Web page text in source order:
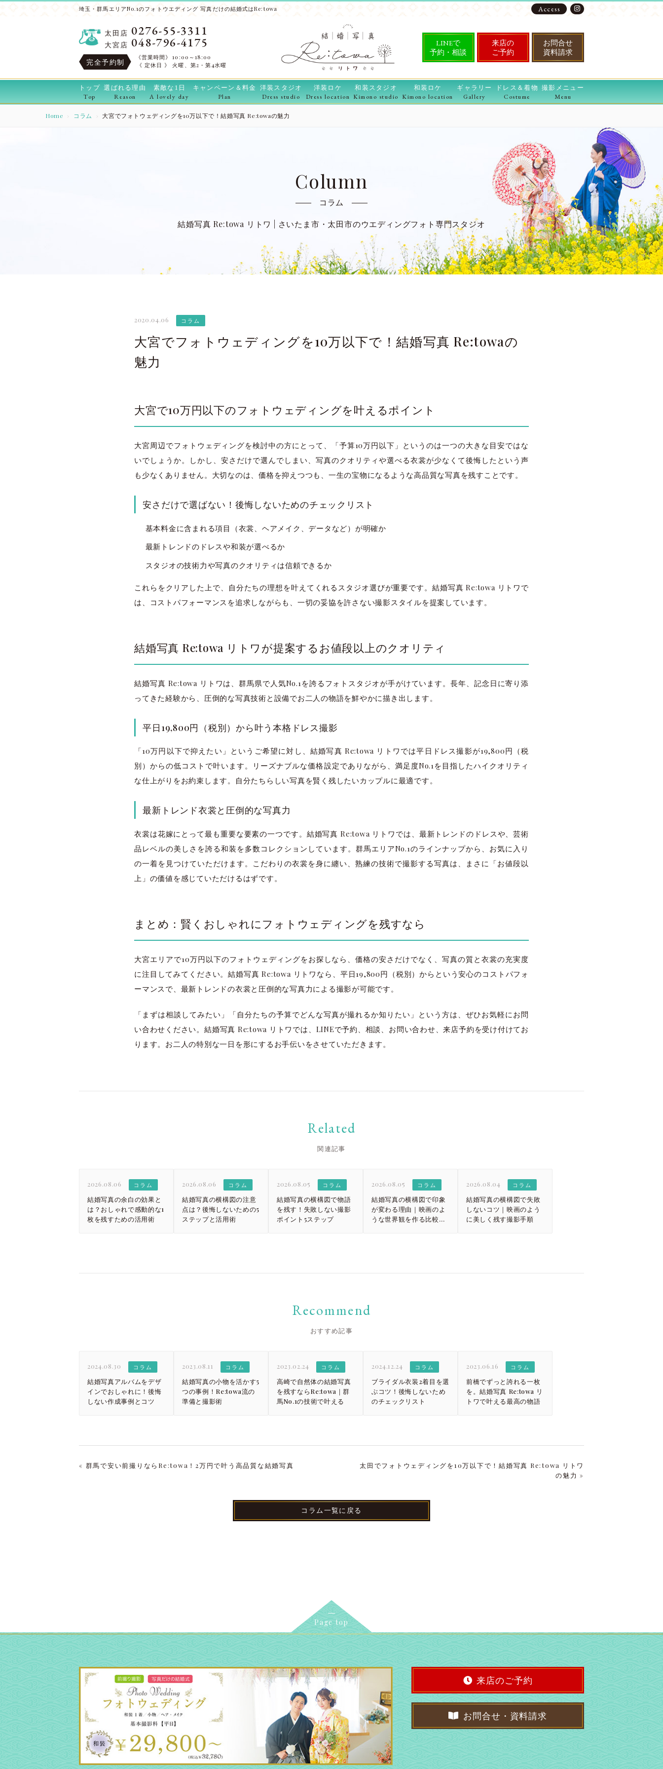
埼玉・群馬エリアNo.1のフォトウエディング 写真だけの結婚式はRe:towa Access
太田店 0276-55-3311
大宮店 048-796-4175
完全予約制
《営業時間》
10:00～18:00
《 定休日 》
火曜、第2・第4水曜
LINEで
予約・相談
来店の
ご予約
お問合せ
資料請求
トップ
Top
選ばれる理由
Reason
素敵な1日
A lovely day
キャンペーン＆料金
Plan
洋装スタジオ
Dress studio
洋装ロケ
Dress location
和装スタジオ
Kimono studio
和装ロケ
Kimono location
ギャラリー
Gallery
ドレス＆着物
Costume
撮影メニュー
Menu
太田店
太田店
Home コラム 大宮でフォトウェディングを10万以下で！結婚写真 Re:towaの魅力
Column
コラム
結婚写真 Re:towa リトワ さいたま市・太田市のウエディングフォト専門スタジオ
2020.04.06 コラム
大宮でフォトウェディングを10万以下で！結婚写真 Re:towaの
魅力
大宮で10万円以下のフォトウェディングを叶えるポイント
大宮周辺でフォトウェディングを検討中の方にとって、「予算10万円以下」というのは一つの大きな目安ではな
いでしょうか。しかし、安さだけで選んでしまい、写真のクオリティや選べる衣裳が少なくて後悔したという声
も少なくありません。大切なのは、価格を抑えつつも、一生の宝物になるような高品質な写真を残すことです。
安さだけで選ばない！後悔しないためのチェックリスト
基本料金に含まれる項目（衣裳、ヘアメイク、データなど）が明確か
最新トレンドのドレスや和装が選べるか
スタジオの技術力や写真のクオリティは信頼できるか
これらをクリアした上で、自分たちの理想を叶えてくれるスタジオ選びが重要です。結婚写真 Re:towa リトワで
は、コストパフォーマンスを追求しながらも、一切の妥協を許さない撮影スタイルを提案しています。
結婚写真 Re:towa リトワが提案するお値段以上のクオリティ
結婚写真 Re:towa リトワは、群馬県で人気No.1を誇るフォトスタジオが手がけています。長年、記念日に寄り添
ってきた経験から、圧倒的な写真技術と設備でお二人の物語を鮮やかに描き出します。
平日19,800円（税別）から叶う本格ドレス撮影
「10万円以下で抑えたい」というご希望に対し、結婚写真 Re:towa リトワでは平日ドレス撮影が19,800円（税
別）からの低コストで叶います。リーズナブルな価格設定でありながら、満足度No.1を目指したハイクオリティ
な仕上がりをお約束します。自分たちらしい写真を賢く残したいカップルに最適です。
最新トレンド衣裳と圧倒的な写真力
衣裳は花嫁にとって最も重要な要素の一つです。結婚写真 Re:towa リトワでは、最新トレンドのドレスや、芸術
品レベルの美しさを誇る和装を多数コレクションしています。群馬エリアNo.1のラインナップから、お気に入り
の一着を見つけていただけます。こだわりの衣裳を身に纏い、熟練の技術で撮影する写真は、まさに「お値段以
上」の価値を感じていただけるはずです。
まとめ：賢くおしゃれにフォトウェディングを残すなら
大宮エリアで10万円以下のフォトウェディングをお探しなら、価格の安さだけでなく、写真の質と衣裳の充実度
に注目してみてください。結婚写真 Re:towa リトワなら、平日19,800円（税別）からという安心のコストパフォ
ーマンスで、最新トレンドの衣裳と圧倒的な写真力による撮影が可能です。
「まずは相談してみたい」「自分たちの予算でどんな写真が撮れるか知りたい」という方は、ぜひお気軽にお問
い合わせください。結婚写真 Re:towa リトワでは、LINEで予約、相談、お問い合わせ、来店予約を受け付けてお
ります。お二人の特別な一日を形にするお手伝いをさせていただきます。
Related
関連記事
2026.08.06 コラム
結婚写真の余白の効果と
は？おしゃれで感動的な1
枚を残すための活用術
2026.08.06 コラム
結婚写真の横構図の注意
点は？後悔しないための5
ステップと活用術
2026.08.05 コラム
結婚写真の横構図で物語
を残す！失敗しない撮影
ポイント5ステップ
2026.08.05 コラム
結婚写真の横構図で印象
が変わる理由｜映画のよ
うな世界観を作る比較ガ
2026.08.04 コラム
結婚写真の横構図で失敗
しないコツ｜映画のよう
に美しく残す撮影手順
Recommend
おすすめ記事
2024.08.30 コラム
結婚写真アルバムをデザ
インでおしゃれに！後悔
しない作成事例とコツ
2023.08.11 コラム
結婚写真の小物を活かす5
つの事例！Re:towa流の
準備と撮影術
2023.02.24 コラム
高崎で自然体の結婚写真
を残すならRe:towa｜群
馬No.1の技術で叶える
2024.12.24 コラム
ブライダル衣装2着目を選
ぶコツ！後悔しないため
のチェックリスト
2023.06.16 コラム
前橋でずっと誇れる一枚
を。結婚写真 Re:towa リ
トワで叶える最高の物語
« 群馬で安い前撮りならRe:towa！2万円で叶う高品質な結婚写真
太田でフォトウェディングを10万以下で！結婚写真 Re:towa リトワ
の魅力 »
コラム一覧に戻る
Page top
来店のご予約
お問合せ・資料請求